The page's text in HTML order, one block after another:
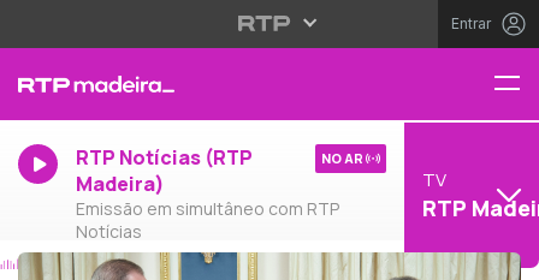
Entrar
RTP Notícias (RTP
Madeira)
Emissão em simultâneo com RTP
Notícias
NO AR
TV
RTP